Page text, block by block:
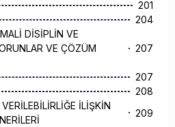
201
204
DİSİPLİN VE
VE ÇÖZÜM
207
207
208
İLİŞKİN
209